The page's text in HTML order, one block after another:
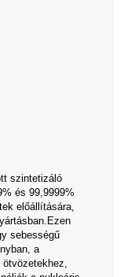
szintetizáló
és 99,9999%
előállítására,
sebességű
a
ötvözetekhez,